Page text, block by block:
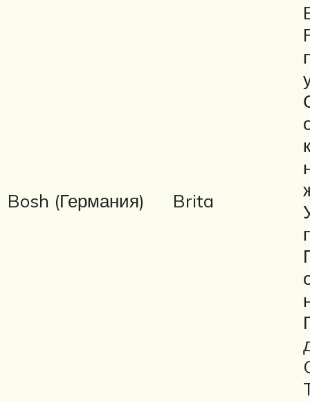
Bosh (Германия) Brita